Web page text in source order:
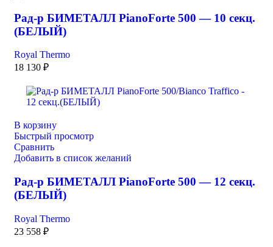
Рад-р БИМЕТАЛЛ PianoForte 500 — 10 секц.
(БЕЛЫЙ)
Royal Thermo
18 130 ₽
В корзину
Быстрый просмотр
Сравнить
Добавить в список желаний
Рад-р БИМЕТАЛЛ PianoForte 500 — 12 секц.
(БЕЛЫЙ)
Royal Thermo
23 558 ₽